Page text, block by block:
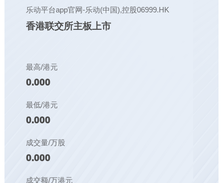
乐动平台app官网-乐动(中国),控股06999.HK
香港联交所主板上市
最高/港元
0.000
最低/港元
0.000
成交量/万股
0.000
成交额/万港元